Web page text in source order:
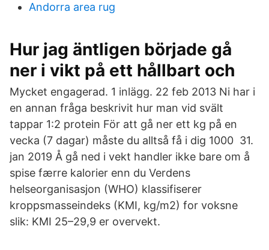
Andorra area rug
Hur jag äntligen började gå
ner i vikt på ett hållbart och
Mycket engagerad. 1 inlägg. 22 feb 2013 Ni har i
en annan fråga beskrivit hur man vid svält
tappar 1:2 protein För att gå ner ett kg på en
vecka (7 dagar) måste du alltså få i dig 1000 31.
jan 2019 Å gå ned i vekt handler ikke bare om å
spise færre kalorier enn du Verdens
helseorganisasjon (WHO) klassifiserer
kroppsmasseindeks (KMI, kg/m2) for voksne
slik: KMI 25–29,9 er overvekt.